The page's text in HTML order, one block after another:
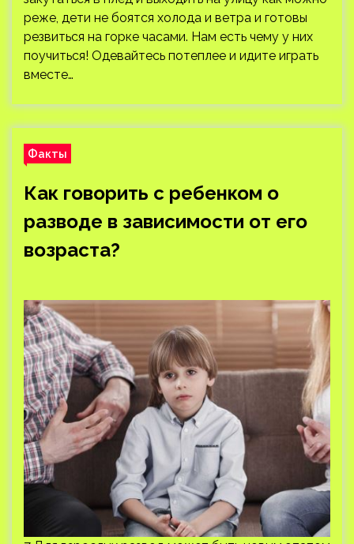
реже, дети не боятся холода и ветра и готовы
резвиться на горке часами. Нам есть чему у них
поучиться! Одевайтесь потеплее и идите играть
вместе…
Факты
Как говорить с ребенком о
разводе в зависимости от его
возраста?